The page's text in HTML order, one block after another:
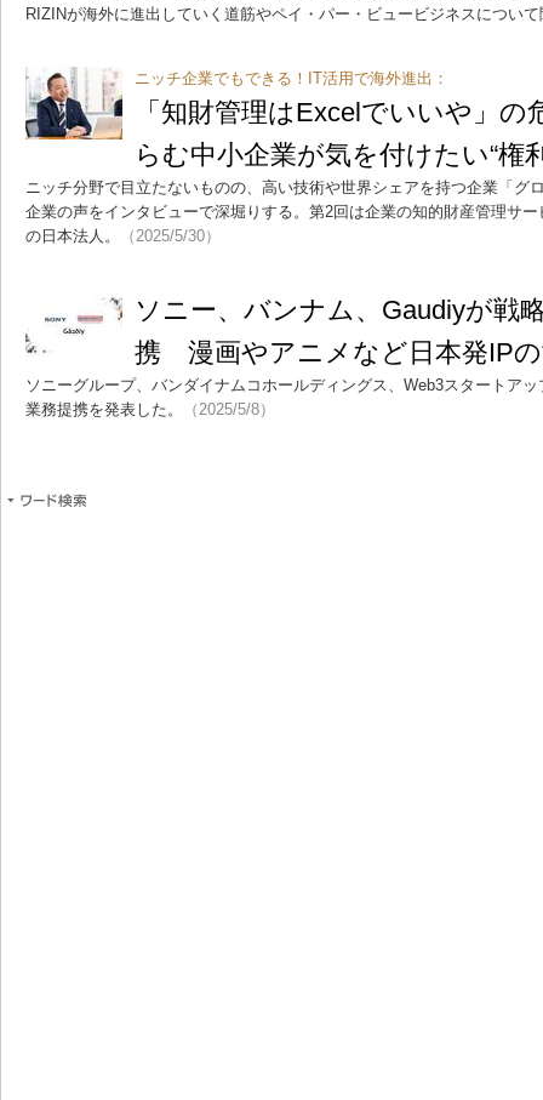
RIZINが海外に進出していく道筋やペイ・パー・ビュービジネスについ
ニッチ企業でもできる！IT活用で海外進出：
「知財管理はExcelでいいや」
らむ中小企業が気を付けたい“権
ニッチ分野で目立たないものの、高い技術や世界シェアを持つ企業「グ
企業の声をインタビューで深堀りする。第2回は企業の知的財産管理サ
の日本法人。
（2025/5/30）
ソニー、バンナム、Gaudiyが戦
携 漫画やアニメなど日本発IP
ソニーグループ、バンダイナムコホールディングス、Web3スタートア
業務提携を発表した。
（2025/5/8）